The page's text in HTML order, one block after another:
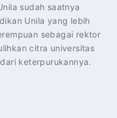
sudah saatnya
Unila yang lebih
sebagai rektor
citra universitas
keterpurukannya.